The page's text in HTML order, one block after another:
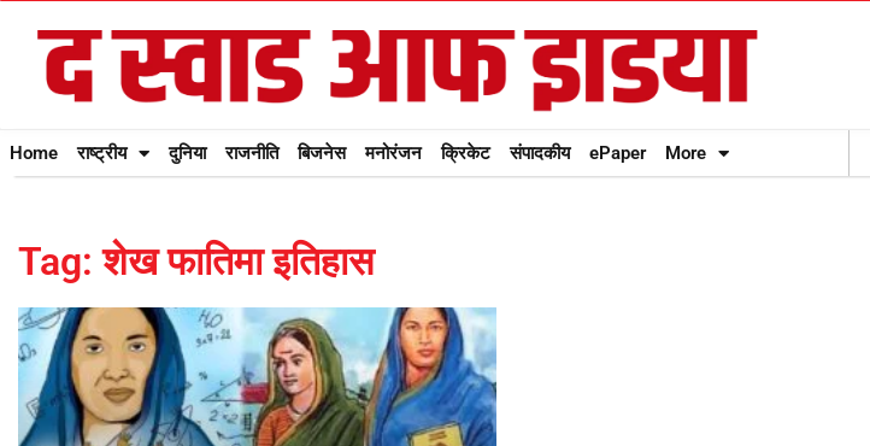
Home राष्ट्रीय दुनिया राजनीति बिजनेस मनोरंजन क्रिकेट संपादकीय ePaper More
Tag: शेख फातिमा इतिहास